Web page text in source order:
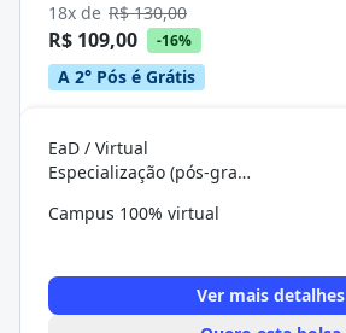
18x de R$ 130,00
R$ 109,00 -16%
A 2° Pós é Grátis
EaD / Virtual
Especialização (pós-graduação)
Campus 100% virtual
Ver mais detalhes